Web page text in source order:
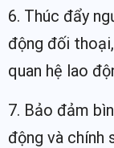
6. Thúc đẩy
động đối
quan hệ lao
7. Bảo đảm
động và chính